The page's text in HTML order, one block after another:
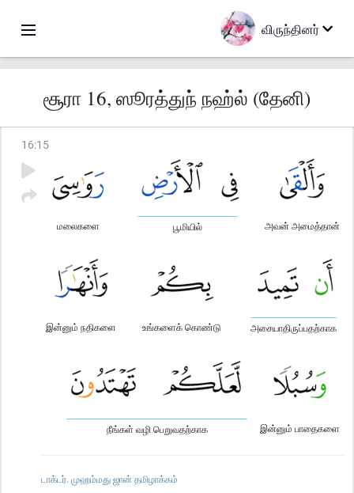
விருந்தினர்
சூரா 16, ஸூரத்துந் நஹ்ல் (தேனி)
16:15
அவன் அமைத்தான்
பூமியில்
மலைகளை
அசையாதிருப்பதற்காக
உங்களைக் கொண்டு
இன்னும் நதிகளை
இன்னும் பாதைகளை
நீங்கள் வழி பெறுவதற்காக
டாக்டர். முஹம்மது ஜான் தமிழாக்கம்